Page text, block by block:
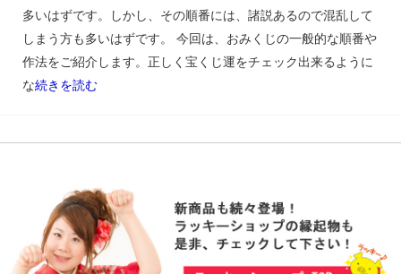
多いはずです。しかし、その順番には、諸説あるので混乱して
しまう方も多いはずです。 今回は、おみくじの一般的な順番や
作法をご紹介します。正しく宝くじ運をチェック出来るように
な続きを読む